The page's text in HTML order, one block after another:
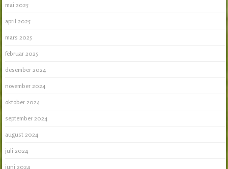
mai 2025
april 2025
mars 2025
februar 2025
desember 2024
november 2024
oktober 2024
september 2024
august 2024
juli 2024
juni 2024